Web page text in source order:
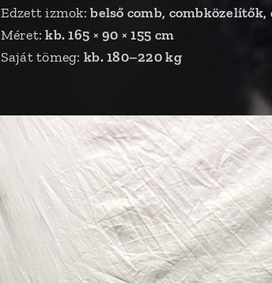
Edzett izmok:belső comb,
Méret:kb. 165 × 90 × 155 cm
Saját tömeg:kb. 180–220 kg